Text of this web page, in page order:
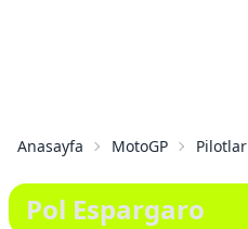
Anasayfa MotoGP Pilotlar
Pol Espargaro